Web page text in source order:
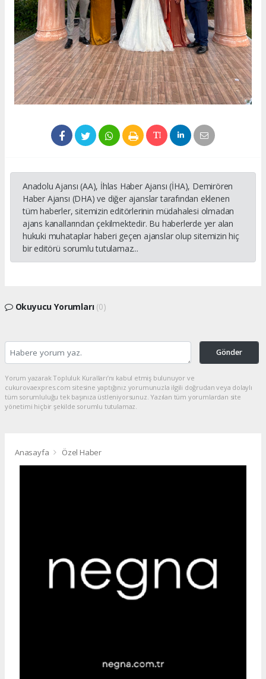
Anadolu Ajansı (AA), İhlas Haber Ajansı (İHA), Demirören
Haber Ajansı (DHA) ve diğer ajanslar tarafından eklenen
tüm haberler, sitemizin editörlerinin müdahalesi olmadan
ajans kanallarından çekilmektedir. Bu haberlerde yer alan
hukuki muhataplar haberi geçen ajanslar olup sitemizin hiç
bir editörü sorumlu tutulamaz...
Okuyucu Yorumları (0)
Gönder
Yorum yazarak Topluluk Kuralları’nı kabul etmiş bulunuyor ve
cukurovaexpres.com sitesine yaptığınız yorumunuzla ilgili doğrudan veya dolaylı
tüm sorumluluğu tek başınıza üstleniyorsunuz. Yazılan tüm yorumlardan site
yönetimi hiçbir şekilde sorumlu tutulamaz.
Anasayfa Özel Haber